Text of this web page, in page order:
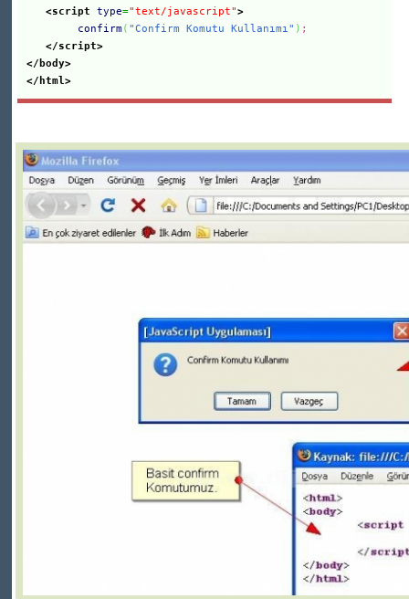
<script
type="text/javascript">
confirm( "Confirm Komutu Kullanımı" ) ;
</script>
</body>
</html>